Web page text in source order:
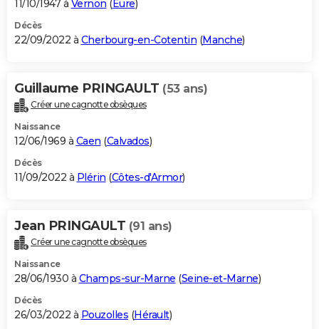
11/10/1947 à Vernon ( Eure)
Décès
22/09/2022 à Cherbourg-en-Cotentin (Manche)
Guillaume PRINGAULT (53 ans)
Créer une cagnotte obsèques
Naissance
12/06/1969 à Caen (Calvados)
Décès
11/09/2022 à Plérin (Côtes-d'Armor)
Jean PRINGAULT (91 ans)
Créer une cagnotte obsèques
Naissance
28/06/1930 à Champs-sur-Marne (Seine-et-Marne)
Décès
26/03/2022 à Pouzolles (Hérault)